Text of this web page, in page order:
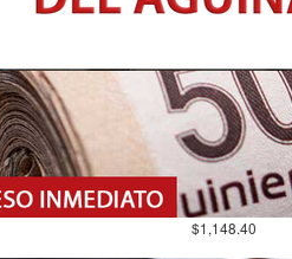
$1,148.40